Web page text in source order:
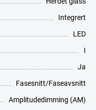
Integrert
LED
I
Ja
Fasesnitt/Faseavsnitt
Amplitudedimming (AM)